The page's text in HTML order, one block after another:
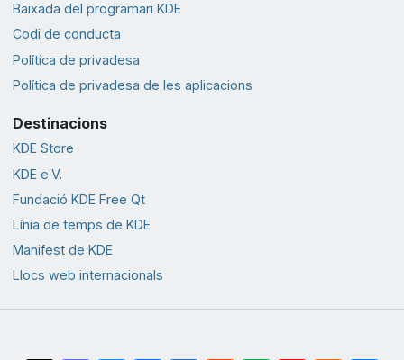
Baixada del programari KDE
Codi de conducta
Política de privadesa
Política de privadesa de les aplicacions
Destinacions
KDE Store
KDE e.V.
Fundació KDE Free Qt
Línia de temps de KDE
Manifest de KDE
Llocs web internacionals